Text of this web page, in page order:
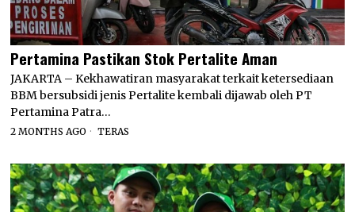
Pertamina Pastikan Stok Pertalite Aman
JAKARTA – Kekhawatiran masyarakat terkait ketersediaan
BBM bersubsidi jenis Pertalite kembali dijawab oleh PT
Pertamina Patra…
2 MONTHS AGO TERAS